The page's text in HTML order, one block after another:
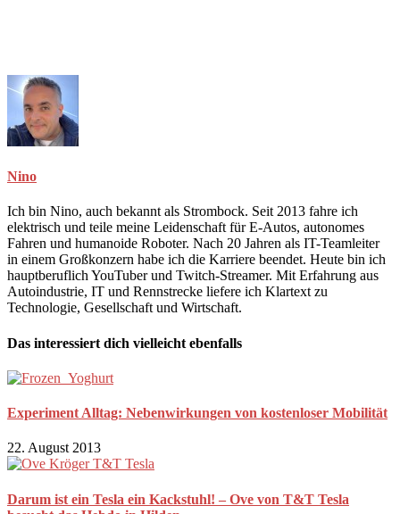
Nino
Ich bin Nino, auch bekannt als Strombock. Seit 2013 fahre ich
elektrisch und teile meine Leidenschaft für E-Autos, autonomes
Fahren und humanoide Roboter. Nach 20 Jahren als IT-Teamleiter
in einem Großkonzern habe ich die Karriere beendet. Heute bin ich
hauptberuflich YouTuber und Twitch-Streamer. Mit Erfahrung aus
Autoindustrie, IT und Rennstrecke liefere ich Klartext zu
Technologie, Gesellschaft und Wirtschaft.
Das interessiert dich vielleicht ebenfalls
Experiment Alltag: Nebenwirkungen von kostenloser Mobilität
22. August 2013
Darum ist ein Tesla ein Kackstuhl! – Ove von T&T Tesla